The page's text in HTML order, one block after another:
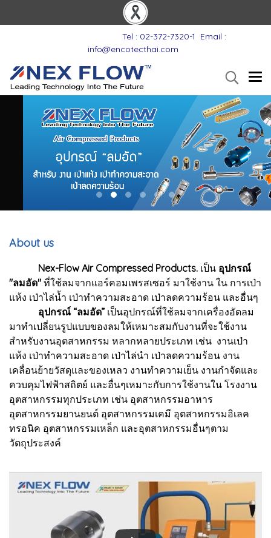
Tel : 02-372-7320-1
Email :
info@encotecthai.com
About us
Nex-Flow Air Compressed Products. เป็น อุปกรณ์
"ลมอัด" ที่ใช้ลมจากแอร์คอมเพรสเซอร์ มาใช้งาน ใน การเป่า
แห้ง เป่าไล่น้ำ เป่าทำความสะอาด เป่าลดความร้อน และอื่นๆ
อุปกรณ์ “ลมอัด” เป็นอุปกรณ์ที่ใช้ลมจากเครื่องอัดลม
มาทำเปลี่ยนรูปแบบของลมให้เหมาะสมกับงานที่จะใช้งาน
สำหรับงานอุตสาหกรรม หลากหลายประเภท เช่น งานเป่า
แห้ง เป่าทำความสะอาด เป่าไล่นำ เป่าลดความร้อน งาน
เคลื่อนย้ายวัสดุและของเหลว งานทำความเย็น งานกำจัดและ
ควบคุมไฟฟ้าสถิตย์ และอื่นๆเหมาะกับการใช้งานใน โรงงาน
อุตสาหกรรมทุกประเภท เช่น อุตสาหกรรมอาหาร
อุตสาหกรรมยานยนต์ อุตสาหกรรมเคมี อุตสาหกรรมอิเลค
ทรอนิค อุตสาหกรรมเหล็ก และอุตสาหกรรมอื่นๆตาม
วัตถุประสงค์